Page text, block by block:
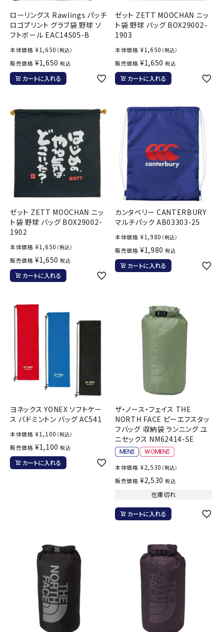
ローリングス Rawlings パッチ
ロゴプリント グラブ袋 野球 ソ
フトボール EAC14S05-B
本体価格 ¥1,650 （税込）
販売価格 ¥1,650 税込
カートに入れる
ゼット ZETT MOOCHAN ニッ
ト袋 野球 バッグ BOX29002-
1903
本体価格 ¥1,650 （税込）
販売価格 ¥1,650 税込
カートに入れる
ゼット ZETT MOOCHAN ニッ
ト袋 野球 バッグ BOX29002-
1902
本体価格 ¥1,650 （税込）
販売価格 ¥1,650 税込
カートに入れる
カンタベリー CANTERBURY
マルチパック AB03303-25
本体価格 ¥1,980 （税込）
販売価格 ¥1,980 税込
カートに入れる
ヨネックス YONEX ソフトケー
ス バドミントン バッグ AC541
本体価格 ¥1,100 （税込）
販売価格 ¥1,100 税込
カートに入れる
ザ・ノース・フェイス THE
NORTH FACE ピーエフスタッ
フバッグ 収納袋 ランニング ユ
ニセックス NM62414-SE
本体価格 ¥2,530 （税込）
販売価格 ¥2,530 税込
在庫切れ
カートに入れる